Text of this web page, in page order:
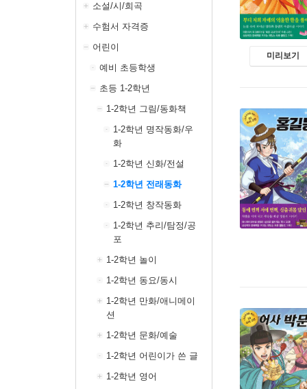
소설/시/희곡
수험서 자격증
어린이
예비 초등학생
초등 1-2학년
1-2학년 그림/동화책
1-2학년 명작동화/우
화
1-2학년 신화/전설
1-2학년 전래동화
1-2학년 창작동화
1-2학년 추리/탐정/공
포
1-2학년 놀이
1-2학년 동요/동시
1-2학년 만화/애니메이
션
1-2학년 문화/예술
1-2학년 어린이가 쓴 글
1-2학년 영어
미리보기